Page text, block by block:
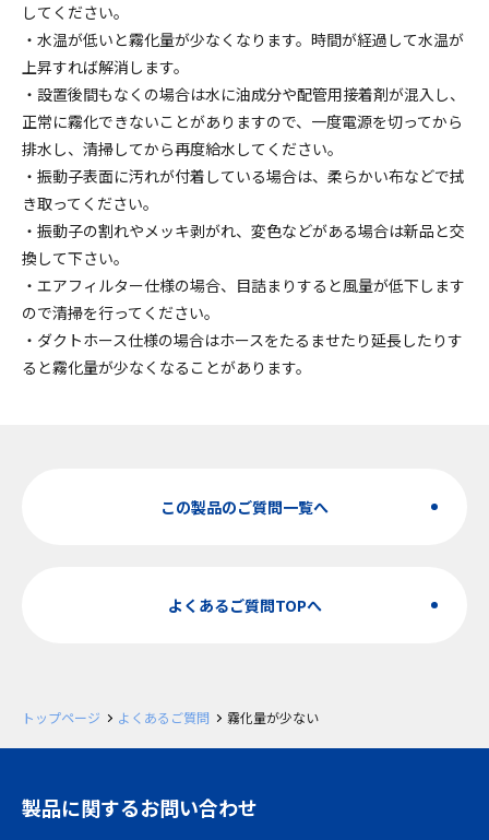
してください。
・水温が低いと霧化量が少なくなります。時間が経過して水温が
上昇すれば解消します。
・設置後間もなくの場合は水に油成分や配管用接着剤が混入し、
正常に霧化できないことがありますので、一度電源を切ってから
排水し、清掃してから再度給水してください。
・振動子表面に汚れが付着している場合は、柔らかい布などで拭
き取ってください。
・振動子の割れやメッキ剥がれ、変色などがある場合は新品と交
換して下さい。
・エアフィルター仕様の場合、目詰まりすると風量が低下します
ので清掃を行ってください。
・ダクトホース仕様の場合はホースをたるませたり延長したりす
ると霧化量が少なくなることがあります。
この製品のご質問一覧へ
よくあるご質問TOPへ
トップページ よくあるご質問 霧化量が少ない
製品に関するお問い合わせ